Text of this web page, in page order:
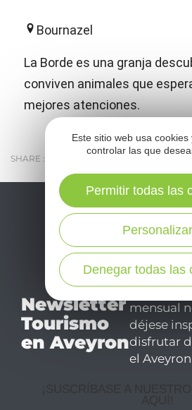
Bournazel
La Borde es una granja
conviven animales que
mejores atenciones.
SHARE : MESSENGER
Newsletter
Tourismo
en Aveyron
No se
mensual
déjese
disfrutar
el
¡SUSCRÍBASE A
AQUÍ!
Este sitio web usa cookies
controlar las que
Denegar todas las
Personalizar
Permitir todas las